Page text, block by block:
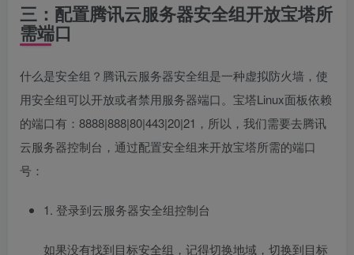
三：配置腾讯云服务器安全组开放宝塔所
需端口
什么是安全组？腾讯云服务器安全组是一种虚拟防火墙，使
用安全组可以开放或者禁用服务器端口。宝塔Linux面板依赖
的端口有：8888|888|80|443|20|21，所以，我们需要去腾讯
云服务器控制台，通过配置安全组来开放宝塔所需的端口
号：
1. 登录到云服务器安全组控制台
如果没有找到目标安全组，记得切换地域，切换到目标